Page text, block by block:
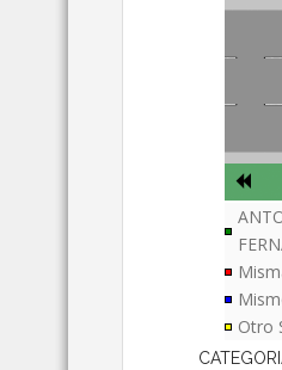
Otro